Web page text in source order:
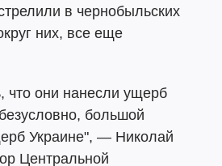
в чернобыльских
них, все еще
что они нанесли ущерб
большой
Украине", — Николай
Центральной